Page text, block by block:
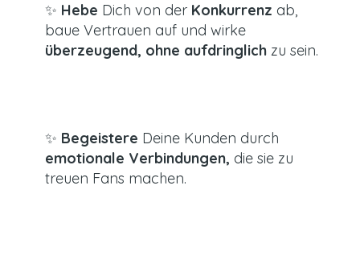
✨ Hebe Dich von der Konkurrenz ab,
baue Vertrauen auf und wirke
überzeugend, ohne aufdringlichzu sein.
✨ Begeistere Deine Kunden durch
emotionale Verbindungen, die sie zu
treuen Fans machen.